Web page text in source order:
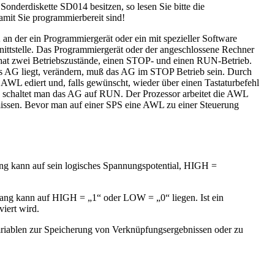
SD014 besitzen, so lesen Sie bitte die
Sie programmierbereit sind!
der ein Programmiergerät oder ein mit spezieller Software
Das Programmiergerät oder der angeschlossene Rechner
zwei Betriebszustände, einen STOP- und einen RUN-Betrieb.
liegt, verändern, muß das AG im STOP Betrieb sein. Durch
ediert und, falls gewünscht, wieder über einen Tastaturbefehl
man das AG auf RUN. Der Prozessor arbeitet die AWL
Bevor man auf einer SPS eine AWL zu einer Steuerung
kann auf sein logisches Spannungspotential, HIGH =
kann auf HIGH = „1“ oder LOW = „0“ liegen. Ist ein
wird.
zur Speicherung von Verknüpfungsergebnissen oder zu